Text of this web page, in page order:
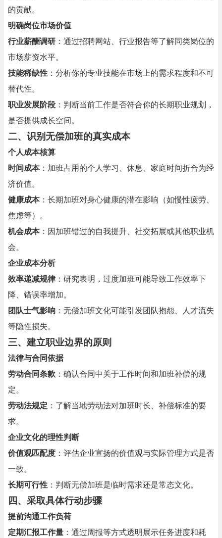
的贡献。
明确岗位市场价值
行业薪酬调研 ：通过招聘网站、行业报告等了解同类岗位的
市场薪资水平。
技能稀缺性 ：分析你的专业技能在市场上的需求程度和不可
替代性。
职业发展阶段 ：判断当前工作是否符合你的长期职业规划，
是否提供成长空间。
二、 识别无偿加班的真实成本
个人成本核算
时间成本：加班占用的个人学习、休息、家庭时间折合为经
济价值。
健康成本：长期加班对身心健康的潜在影响（如慢性疲劳、
焦虑等）。
机会成本：因加班错过的自我提升、社交拓展或其他职业机
会。
企业成本分析
效率递减规律：研究表明，过度加班可能导致工作效率下
降、错误率增加。
团队士气影响 ：无偿加班文化可能引发团队抱怨、人才流失
等隐性损失。
三、 建立职业边界的原则
法律与合同依据
劳动合同条款 ：确认合同中关于工作时间和加班补偿的规
定。
劳动法规定 ：了解当地劳动法对加班时长、补偿标准的要
求。
企业文化的理性判断
价值观匹配度 ：评估企业宣扬的价值观与实际管理方式是否
一致。
长期可行性 ：判断无偿加班是临时需求还是常态文化。
四、 采取具体行动步骤
提前沟通工作负荷
定期汇报工作量 ：通过周报等方式透明展示任务进度和耗